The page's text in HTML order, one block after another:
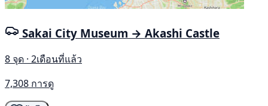
Sakai City Museum → Akashi Castle
8 จุด · 2เดือนที่แล้ว
7,308 การดู